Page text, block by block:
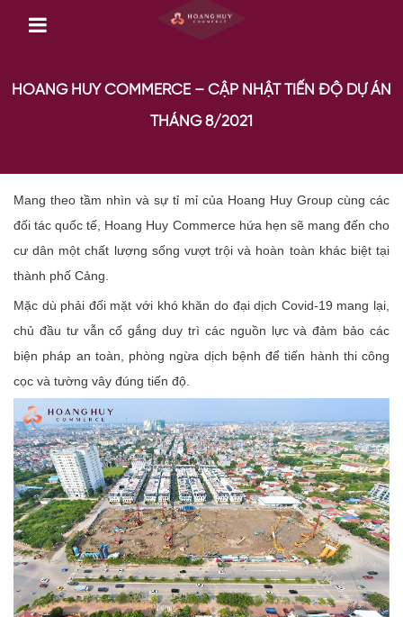
HOANG HUY COMMERCE – CẬP NHẬT TIẾN ĐỘ DỰ ÁN
THÁNG 8/2021
Mang theo tầm nhìn và sự tỉ mỉ của Hoang Huy Group cùng các
đối tác quốc tế, Hoang Huy Commerce hứa hẹn sẽ mang đến cho
cư dân một chất lượng sống vượt trội và hoàn toàn khác biệt tại
thành phố Cảng.
Mặc dù phải đối mặt với khó khăn do đại dịch Covid-19 mang lại,
chủ đầu tư vẫn cố gắng duy trì các nguồn lực và đảm bảo các
biện pháp an toàn, phòng ngừa dịch bệnh để tiến hành thi công
cọc và tường vây đúng tiến độ.